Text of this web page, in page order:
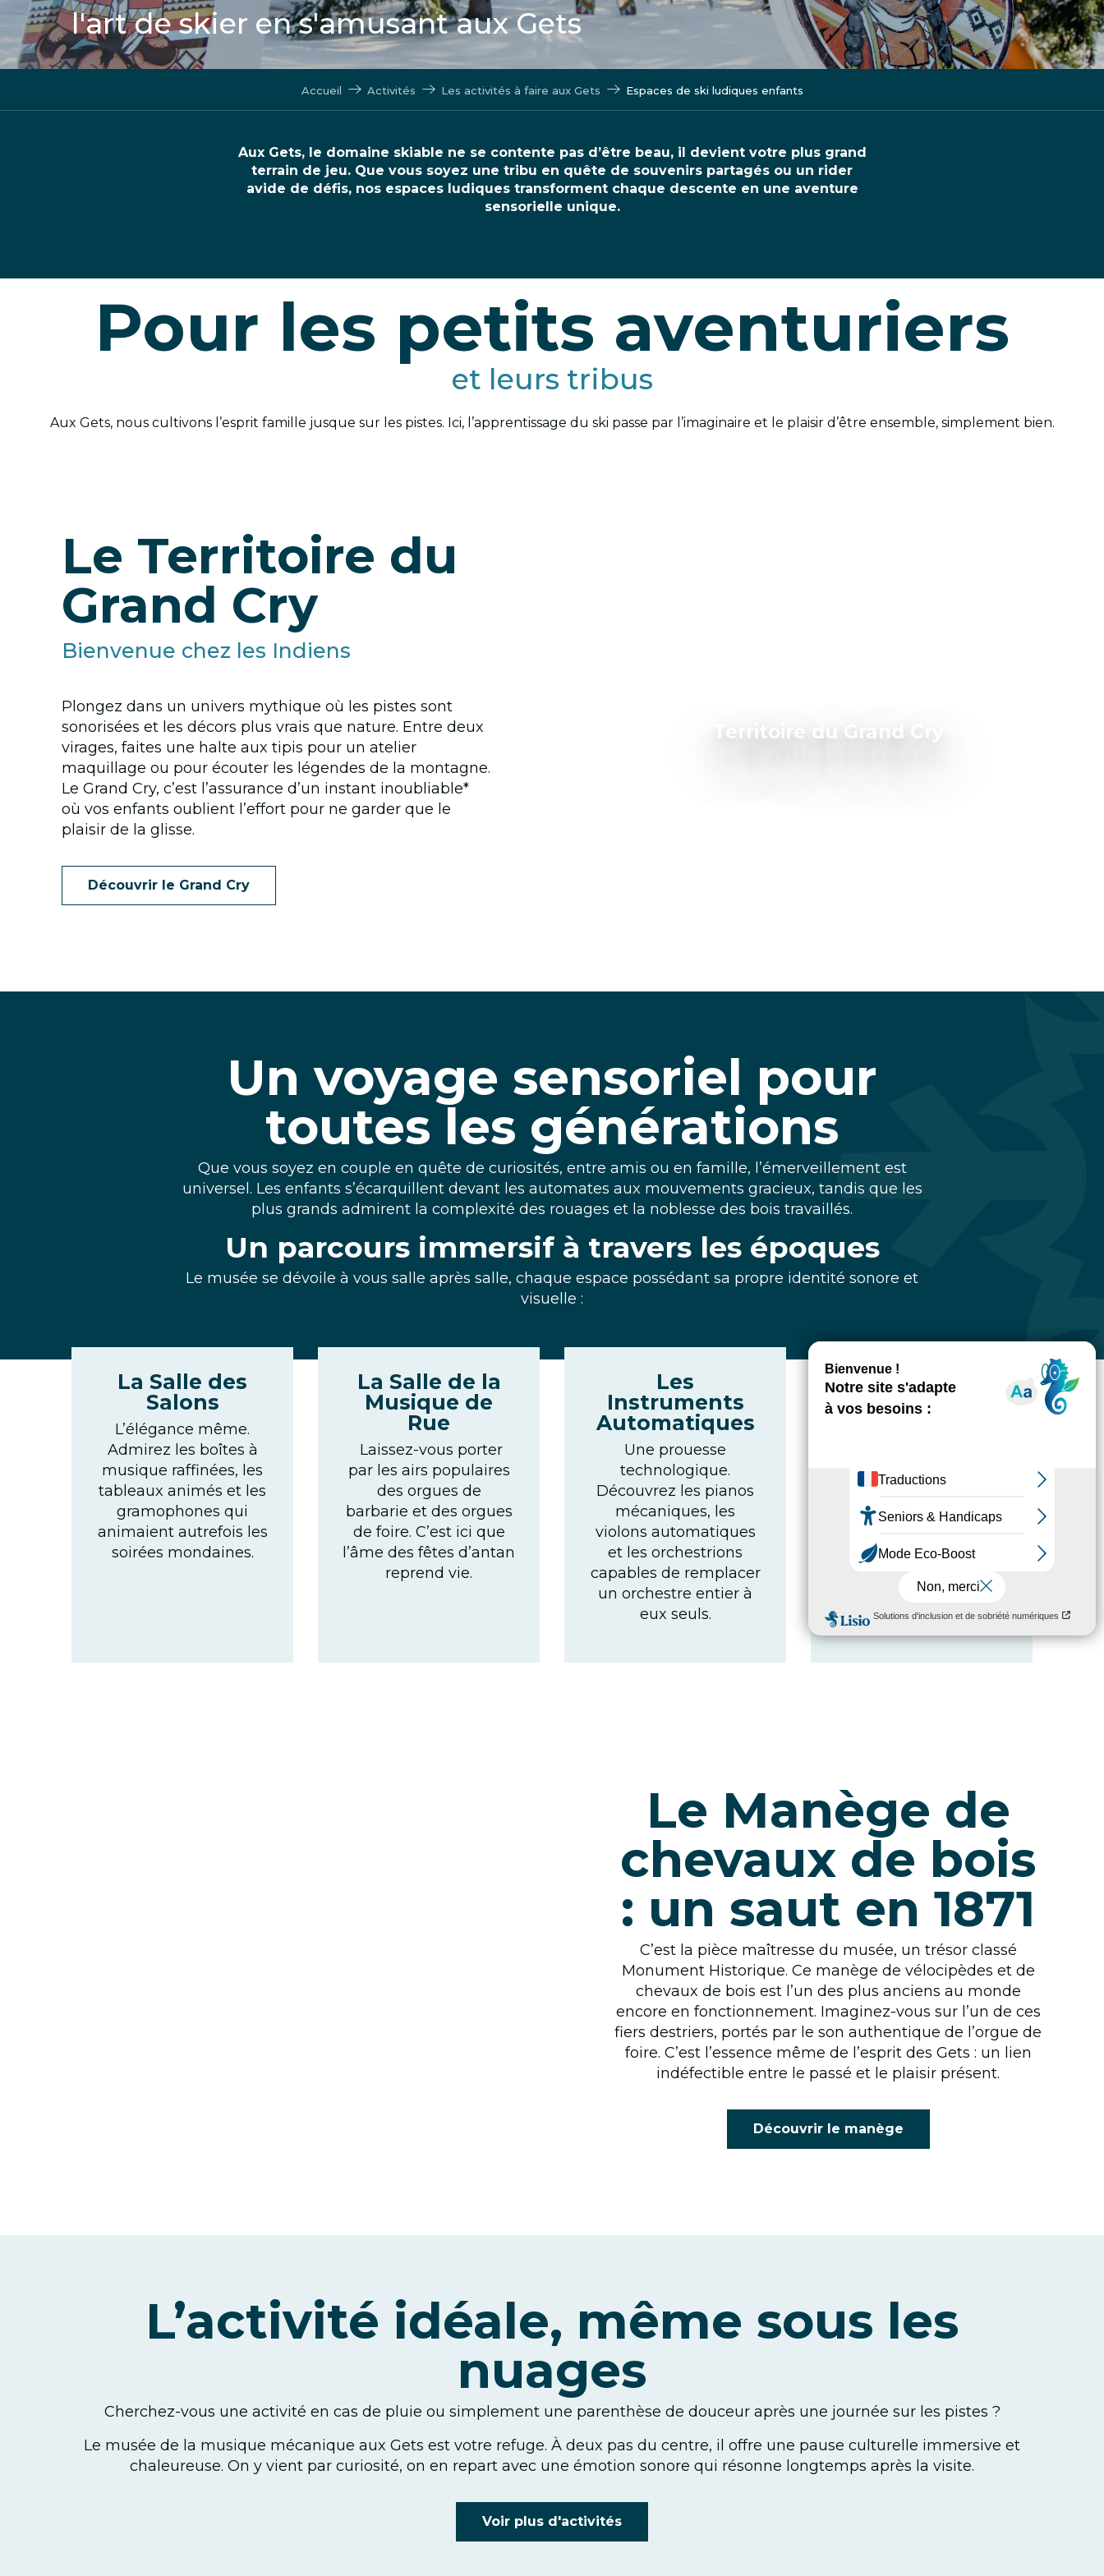
l'art de skier en s'amusant aux Gets
Accueil Activités Les activités à faire aux Gets Espaces de ski ludiques enfants
Aux Gets, le domaine skiable ne se contente pas d’être beau, il devient votre plus grand
terrain de jeu. Que vous soyez une tribu en quête de souvenirs partagés ou un rider
avide de défis, nos espaces ludiques transforment chaque descente en une aventure
sensorielle unique.
Pour les petits aventuriers
et leurs tribus
Aux Gets, nous cultivons l’esprit famille jusque sur les pistes. Ici, l’apprentissage du ski passe par l’imaginaire et le plaisir d’être ensemble, simplement bien.
Le Territoire du
Grand Cry
Bienvenue chez les Indiens
Plongez dans un univers mythique où les pistes sont
sonorisées et les décors plus vrais que nature. Entre deux
virages, faites une halte aux tipis pour un atelier
maquillage ou pour écouter les légendes de la montagne.
Le Grand Cry, c’est l’assurance d’un instant inoubliable*
où vos enfants oublient l’effort pour ne garder que le
plaisir de la glisse.
Découvrir le Grand Cry
Territoire du Grand Cry
Un voyage sensoriel pour
toutes les générations
Que vous soyez en couple en quête de curiosités, entre amis ou en famille, l’émerveillement est
universel. Les enfants s’écarquillent devant les automates aux mouvements gracieux, tandis que les
plus grands admirent la complexité des rouages et la noblesse des bois travaillés.
Un parcours immersif à travers les époques
Le musée se dévoile à vous salle après salle, chaque espace possédant sa propre identité sonore et
visuelle :
La Salle des
Salons
L’élégance même.
Admirez les boîtes à
musique raffinées, les
tableaux animés et les
gramophones qui
animaient autrefois les
soirées mondaines.
La Salle de la
Musique de
Rue
Laissez-vous porter
par les airs populaires
des orgues de
barbarie et des orgues
de foire. C’est ici que
l’âme des fêtes d’antan
reprend vie.
Les
Instruments
Automatiques
Une prouesse
technologique.
Découvrez les pianos
mécaniques, les
violons automatiques
et les orchestrions
capables de remplacer
un orchestre entier à
eux seuls.
La Galerie des
Automates
personnages
s’animent sous vos
yeux, mêlant
mécanique de
précision et art de la
Le Manège de
chevaux de bois
: un saut en 1871
C’est la pièce maîtresse du musée, un trésor classé
Monument Historique. Ce manège de vélocipèdes et de
chevaux de bois est l’un des plus anciens au monde
encore en fonctionnement. Imaginez-vous sur l’un de ces
fiers destriers, portés par le son authentique de l’orgue de
foire. C’est l’essence même de l’esprit des Gets : un lien
indéfectible entre le passé et le plaisir présent.
Découvrir le manège
L’activité idéale, même sous les
nuages
Cherchez-vous une activité en cas de pluie ou simplement une parenthèse de douceur après une journée sur les pistes ?
Le musée de la musique mécanique aux Gets est votre refuge. À deux pas du centre, il offre une pause culturelle immersive et
chaleureuse. On y vient par curiosité, on en repart avec une émotion sonore qui résonne longtemps après la visite.
Voir plus d'activités